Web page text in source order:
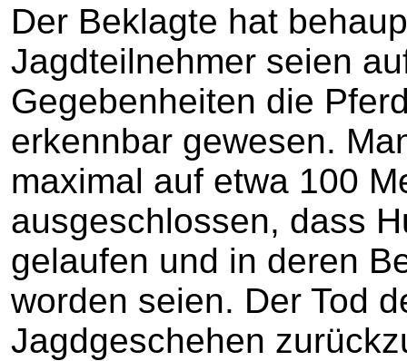
Der Beklagte hat
Jagdteilnehmer seien
Gegebenheiten die
erkennbar gewesen.
maximal auf etwa 100
ausgeschlossen, dass
gelaufen und in deren
worden seien. Der Tod
Jagdgeschehen